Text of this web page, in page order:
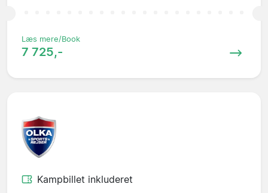
Læs mere/Book
7 725,-
Kampbillet inkluderet